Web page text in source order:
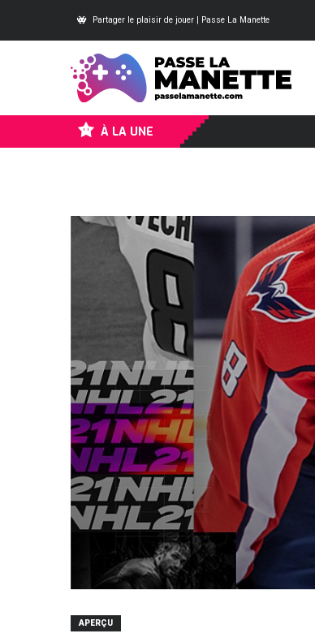
Partager le plaisir de jouer | Passe La Manette
À LA UNE
APERÇU